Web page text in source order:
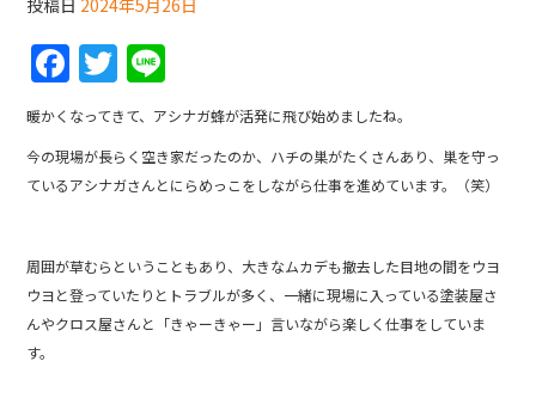
投稿日 2024年5月26日
F
a
c
e
o
o
k
T
w
itt
er
n
e
暖かくなってきて、アシナガ蜂が活発に飛び始めましたね。
今の現場が長らく空き家だったのか、ハチの巣がたくさんあり、巣を守っ
ているアシナガさんとにらめっこをしながら仕事を進めています。（笑）
周囲が草むらということもあり、大きなムカデも撤去した目地の間をウヨ
ウヨと登っていたりとトラブルが多く、一緒に現場に入っている塗装屋さ
んやクロス屋さんと「きゃーきゃー」言いながら楽しく仕事をしていま
す。